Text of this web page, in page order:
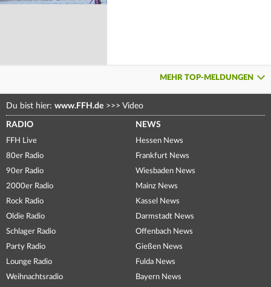
MEHR TOP-MELDUNGEN
Du bist hier: www.FFH.de >>> Video
RADIO
FFH Live
80er Radio
90er Radio
2000er Radio
Rock Radio
Oldie Radio
Schlager Radio
Party Radio
Lounge Radio
Weihnachtsradio
NEWS
Hessen News
Frankfurt News
Wiesbaden News
Mainz News
Kassel News
Darmstadt News
Offenbach News
Gießen News
Fulda News
Bayern News